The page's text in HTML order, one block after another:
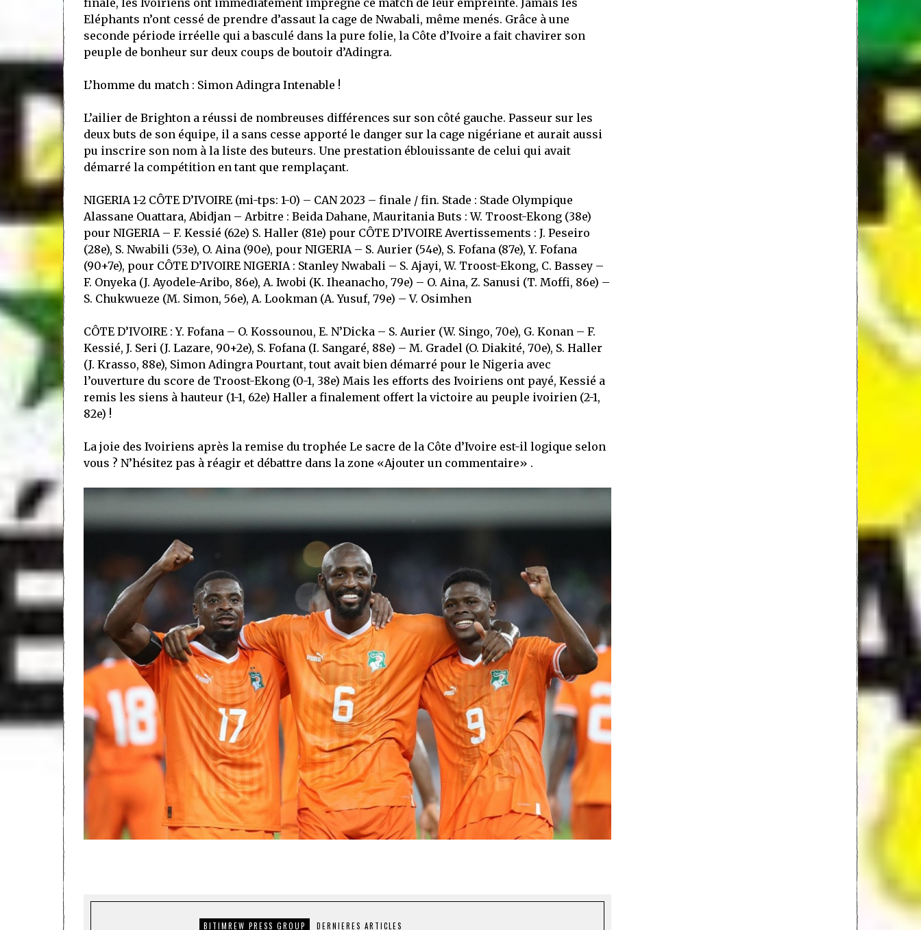
finale, les Ivoiriens ont immédiatement imprégné ce match de leur empreinte. Jamais les
Eléphants n’ont cessé de prendre d’assaut la cage de Nwabali, même menés. Grâce à une
seconde période irréelle qui a basculé dans la pure folie, la Côte d’Ivoire a fait chavirer son
peuple de bonheur sur deux coups de boutoir d’Adingra.
L’homme du match : Simon Adingra Intenable !
L’ailier de Brighton a réussi de nombreuses différences sur son côté gauche. Passeur sur les
deux buts de son équipe, il a sans cesse apporté le danger sur la cage nigériane et aurait aussi
pu inscrire son nom à la liste des buteurs. Une prestation éblouissante de celui qui avait
démarré la compétition en tant que remplaçant.
NIGERIA 1-2 CÔTE D’IVOIRE (mi-tps: 1-0) – CAN 2023 – finale / fin. Stade : Stade Olympique
Alassane Ouattara, Abidjan – Arbitre : Beida Dahane, Mauritania Buts : W. Troost-Ekong (38e)
pour NIGERIA – F. Kessié (62e) S. Haller (81e) pour CÔTE D’IVOIRE Avertissements : J. Peseiro
(28e), S. Nwabili (53e), O. Aina (90e), pour NIGERIA – S. Aurier (54e), S. Fofana (87e), Y. Fofana
(90+7e), pour CÔTE D’IVOIRE NIGERIA : Stanley Nwabali – S. Ajayi, W. Troost-Ekong, C. Bassey –
F. Onyeka (J. Ayodele-Aribo, 86e), A. Iwobi (K. Iheanacho, 79e) – O. Aina, Z. Sanusi (T. Moffi, 86e) –
S. Chukwueze (M. Simon, 56e), A. Lookman (A. Yusuf, 79e) – V. Osimhen
CÔTE D’IVOIRE : Y. Fofana – O. Kossounou, E. N’Dicka – S. Aurier (W. Singo, 70e), G. Konan – F.
Kessié, J. Seri (J. Lazare, 90+2e), S. Fofana (I. Sangaré, 88e) – M. Gradel (O. Diakité, 70e), S. Haller
(J. Krasso, 88e), Simon Adingra Pourtant, tout avait bien démarré pour le Nigeria avec
l’ouverture du score de Troost-Ekong (0-1, 38e) Mais les efforts des Ivoiriens ont payé, Kessié a
remis les siens à hauteur (1-1, 62e) Haller a finalement offert la victoire au peuple ivoirien (2-1,
82e) !
La joie des Ivoiriens après la remise du trophée Le sacre de la Côte d’Ivoire est-il logique selon
vous ? N’hésitez pas à réagir et débattre dans la zone «Ajouter un commentaire» .
BITIMREW PRESS GROUP DERNIERES ARTICLES